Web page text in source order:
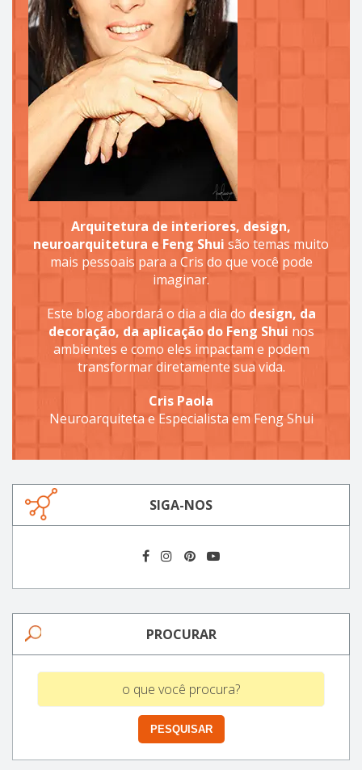
Arquitetura de interiores, design,
neuroarquitetura e Feng Shui são temas muito
mais pessoais para a Cris do que você pode
imaginar.
Este blog abordará o dia a dia do design, da
decoração, da aplicação do Feng Shui nos
ambientes e como eles impactam e podem
transformar diretamente sua vida.
Cris Paola
Neuroarquiteta e Especialista em Feng Shui
SIGA-NOS
PROCURAR